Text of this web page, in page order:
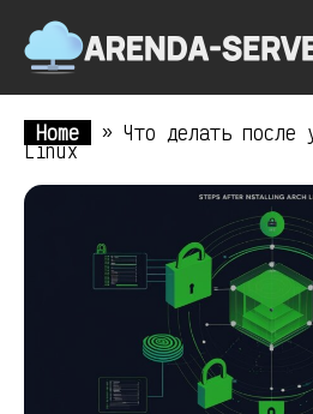
Home » Что делать после
Linux